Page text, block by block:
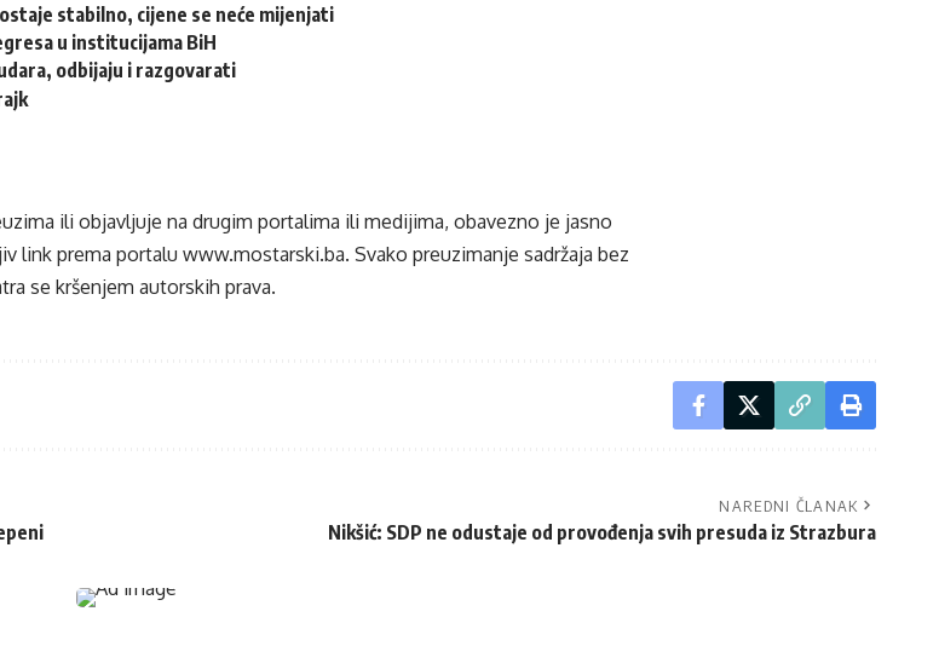
stabilno, cijene se neće mijenjati
u institucijama BiH
odbijaju i razgovarati
ili objavljuje na drugim portalima ili medijima, obavezno je jasno
link prema portalu www.mostarski.ba. Svako preuzimanje sadržaja bez
se kršenjem autorskih prava.
NAREDNI ČLANAK
Nikšić: SDP ne odustaje od provođenja svih presuda iz Strazbura